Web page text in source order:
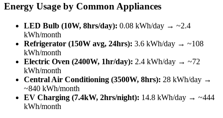
Energy Usage by Common Appliances
LED Bulb (10W, 8hrs/day): 0.08 kWh/day → ~2.4
kWh/month
Refrigerator (150W avg, 24hrs): 3.6 kWh/day → ~108
kWh/month
Electric Oven (2400W, 1hr/day): 2.4 kWh/day → ~72
kWh/month
Central Air Conditioning (3500W, 8hrs): 28 kWh/day →
~840 kWh/month
EV Charging (7.4kW, 2hrs/night): 14.8 kWh/day → ~444
kWh/month